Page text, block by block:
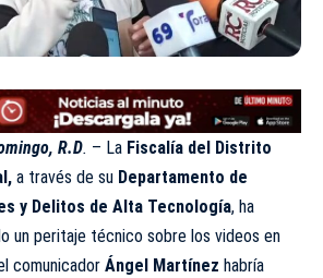
R.D. – La Fiscalía del Distrito
a través de su Departamento de
y Delitos de Alta Tecnología, ha
un peritaje técnico sobre los videos en
comunicador Ángel Martínez habría